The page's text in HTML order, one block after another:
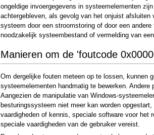
ongeldige invoergegevens in systeemelementen zijn
achtergebleven, als gevolg van het onjuist afsluiten
systeem door een stroomstoring of door een
noodzakelijk systeembestand of vermelding van
Manieren om de 'foutcode
Om dergelijke fouten meteen op te lossen, kunnen
systeemelementen handmatig te bewerken.
Aangezien de manipulatie van Windows-
besturingssysteem niet meer kan worden
vaardigheden of kennis, speciale software voor het
speciale vaardigheden van de gebruiker vereist.